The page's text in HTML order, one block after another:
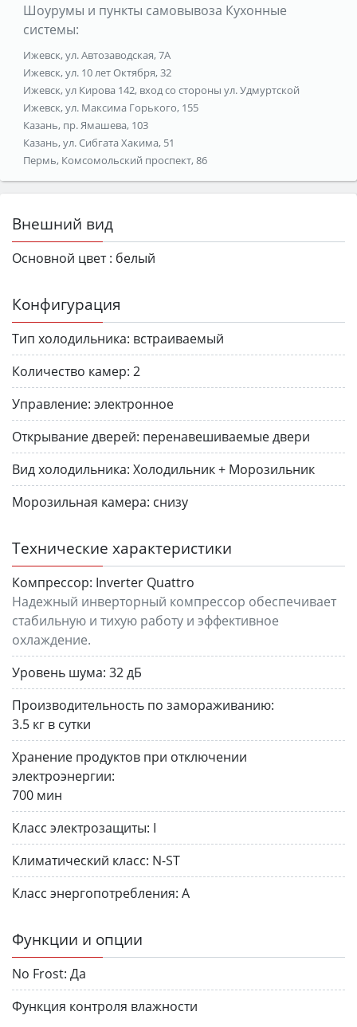
Шоурумы и пункты самовывоза Кухонные
системы:
Ижевск, ул. Автозаводская, 7А
Ижевск, ул. 10 лет Октября, 32
Ижевск, ул Кирова 142, вход со стороны ул. Удмуртской
Ижевск, ул. Максима Горького, 155
Казань, пр. Ямашева, 103
Казань, ул. Сибгата Хакима, 51
Пермь, Комсомольский проспект, 86
Внешний вид
Основной цвет : белый
Конфигурация
Тип холодильника: встраиваемый
Количество камер: 2
Управление: электронное
Открывание дверей: перенавешиваемые двери
Вид холодильника: Холодильник + Морозильник
Морозильная камера: снизу
Технические характеристики
Компрессор: Inverter Quattro
Надежный инверторный компрессор обеспечивает
стабильную и тихую работу и эффективное
охлаждение.
Уровень шума: 32 дБ
Производительность по замораживанию:
3.5 кг в сутки
Хранение продуктов при отключении
электроэнергии:
700 мин
Класс электрозащиты: I
Климатический класс: N-ST
Класс энергопотребления: A
Функции и опции
No Frost: Да
Функция контроля влажности